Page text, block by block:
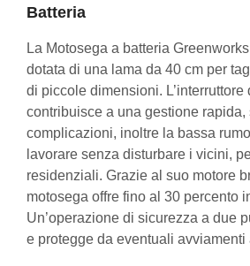
Batteria
La Motosega a batteria
dotata di una lama da 40 cm per
di piccole dimensioni.
contribuisce a una gestione rapida,
complicazioni, inoltre la bassa
lavorare senza disturbare i vicini,
residenziali. Grazie al suo motore
motosega offre fino al 30 percento
Un’operazione di sicurezza a due
e protegge da eventuali avviamenti